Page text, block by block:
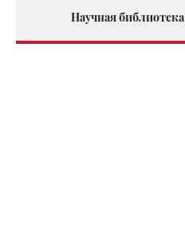
Научная библиотека